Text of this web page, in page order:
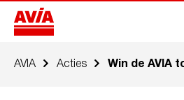
AVIA Acties Win de AVIA